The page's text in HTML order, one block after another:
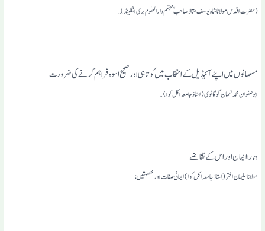
(حضرت اقدس مولانا شاہ یوسف متالا صاحبمہتمم دارالعلوم بری انگلینڈ)…
مسلمانوں میں اپنے آئیڈیل کے انتخاب میں کوتاہی اور صحیح اسوہ فراہم کرنے کی ضرورت
ابو صفوان محمد نعمان گوگانوی(استاذ جامعہ اکل کوا) …
ہمارا ایمان اور اس کے تقاضے
مولانا سلیمان اختر(استاذ جامعہ اکل کوا) ایمانی صفات اور خصلتیں:…